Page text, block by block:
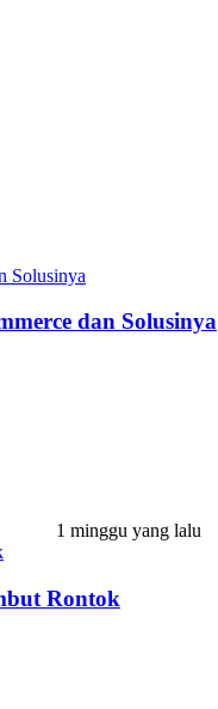
dan Solusinya
1 minggu yang lalu
Rontok